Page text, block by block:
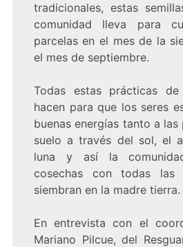
tradicionales, estas
comunidad lleva para
parcelas en el mes de la
el mes de septiembre.
Todas estas prácticas
hacen para que los seres
buenas energías tanto a
suelo a través del sol, el
luna y así la
cosechas con todas las
siembran en la madre tierra.
En entrevista con el
Mariano Pilcue, del